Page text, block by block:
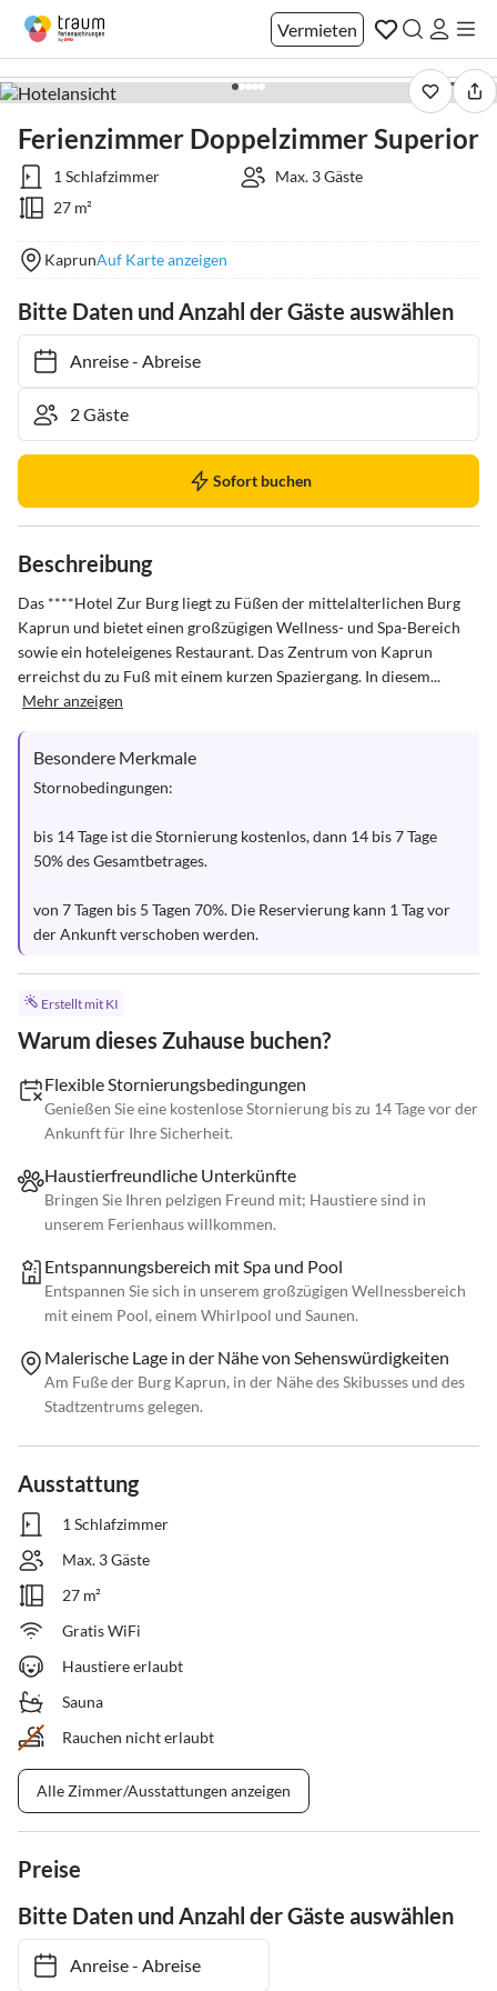
Vermieten
1 / 28
Ferienzimmer Doppelzimmer Superior
1 Schlafzimmer
Max. 3 Gäste
27 m²
KaprunAuf Karte anzeigen
Bitte Daten und Anzahl der Gäste auswählen
Anreise- Abreise
Sofort buchen
Beschreibung
Das ****Hotel Zur Burg liegt zu Füßen der mittelalterlichen Burg
Kaprun und bietet einen großzügigen Wellness- und Spa-Bereich
sowie ein hoteleigenes Restaurant. Das Zentrum von Kaprun
erreichst du zu Fuß mit einem kurzen Spaziergang. In diesem...
Mehr anzeigen
Besondere Merkmale
Stornobedingungen:
bis 14 Tage ist die Stornierung kostenlos, dann 14 bis 7 Tage
50% des Gesamtbetrages.
von 7 Tagen bis 5 Tagen 70%. Die Reservierung kann 1 Tag vor
der Ankunft verschoben werden.
Erstellt mit KI
Warum dieses Zuhause buchen?
Flexible Stornierungsbedingungen
Genießen Sie eine kostenlose Stornierung bis zu 14 Tage vor der
Ankunft für Ihre Sicherheit.
Haustierfreundliche Unterkünfte
Bringen Sie Ihren pelzigen Freund mit; Haustiere sind in
unserem Ferienhaus willkommen.
Entspannungsbereich mit Spa und Pool
Entspannen Sie sich in unserem großzügigen Wellnessbereich
mit einem Pool, einem Whirlpool und Saunen.
Malerische Lage in der Nähe von Sehenswürdigkeiten
Am Fuße der Burg Kaprun, in der Nähe des Skibusses und des
Stadtzentrums gelegen.
Ausstattung
1 Schlafzimmer
Max. 3 Gäste
27 m²
Gratis WiFi
Haustiere erlaubt
Sauna
Rauchen nicht erlaubt
Alle Zimmer/Ausstattungen anzeigen
Preise
Bitte Daten und Anzahl der Gäste auswählen
Anreise- Abreise